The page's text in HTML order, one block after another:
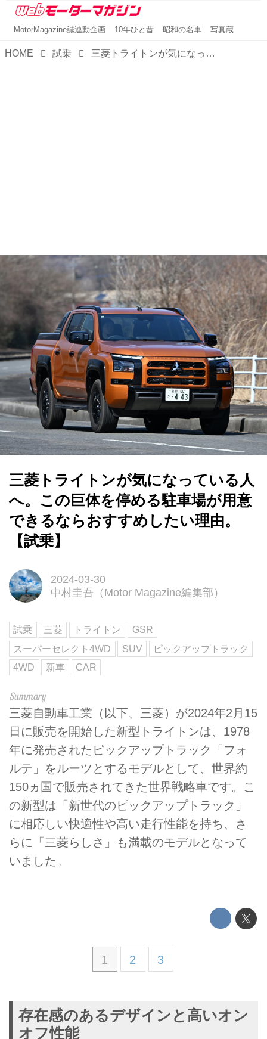
MotorMagazine誌連動企画 10年ひと昔 昭和の名車 写真蔵
HOME 試乗 三菱トライトンが気になっている人へ。この巨体を停める駐車場が用意できるならおすすめしたい理由。【試乗】
三菱トライトンが気になっている人
へ。この巨体を停める駐車場が用意
できるならおすすめしたい理由。
【試乗】
2024-03-30
中村圭吾（Motor Magazine編集部）
試乗 三菱 トライトン
GSR
スーパーセレクト4WD
SUV
ピックアップトラック
4WD
新車 CAR
三菱自動車工業（以下、三菱）が2024年2月15
日に販売を開始した新型トライトンは、1978
年に発売されたピックアップトラック「フォ
ルテ」をルーツとするモデルとして、世界約
150ヵ国で販売されてきた世界戦略車です。こ
の新型は「新世代のピックアップトラック」
に相応しい快適性や高い走行性能を持ち、さ
らに「三菱らしさ」も満載のモデルとなって
いました。
1 2 3
存在感のあるデザインと高いオン
オフ性能